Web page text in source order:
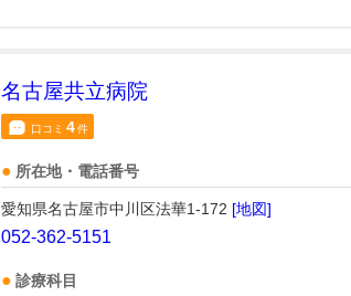
名古屋共立病院
口コミ 4件
所在地・電話番号
愛知県名古屋市中川区法華1-172 [地図]
052-362-5151
診療科目